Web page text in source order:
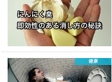
健康